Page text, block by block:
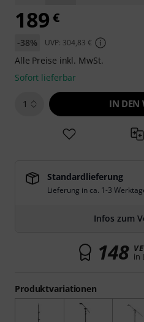
Produktvariationen
189 €
-38% UVP: 304,83 €
Alle Preise inkl. MwSt.
Sofort lieferbar
1 IN DEN
Standardlieferung
Lieferung in ca. 1-3
Infos zum
148 in